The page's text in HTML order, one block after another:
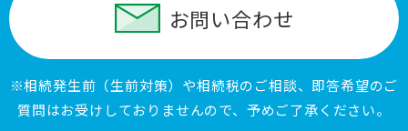
お問い合わせ
※相続発生前（生前対策）や相続税のご相談、即答希望のご
質問はお受けしておりませんので、予めご了承ください。